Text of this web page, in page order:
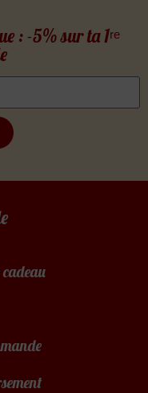
: -5% sur ta 1ʳᵉ